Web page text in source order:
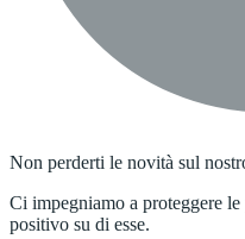
Non perderti le novità sul
Ci impegniamo a proteggere
positivo su di esse.